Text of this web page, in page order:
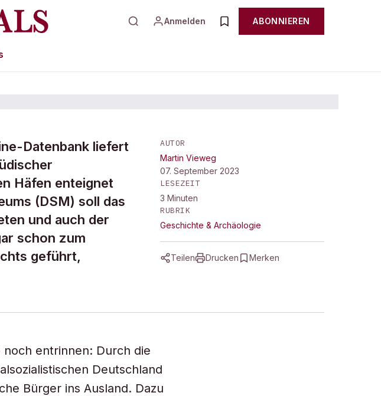
Anmelden ABONNIEREN
Datenbank liefert
Häfen enteignet
(DSM) soll das
und auch der
schon zum
geführt,
AUTOR
Martin Vieweg
07. September 2023
LESEZEIT
3 Minuten
RUBRIK
Geschichte & Archäologie
Teilen Drucken Merken
entrinnen: Durch die
Deutschland
Bürger ins Ausland. Dazu